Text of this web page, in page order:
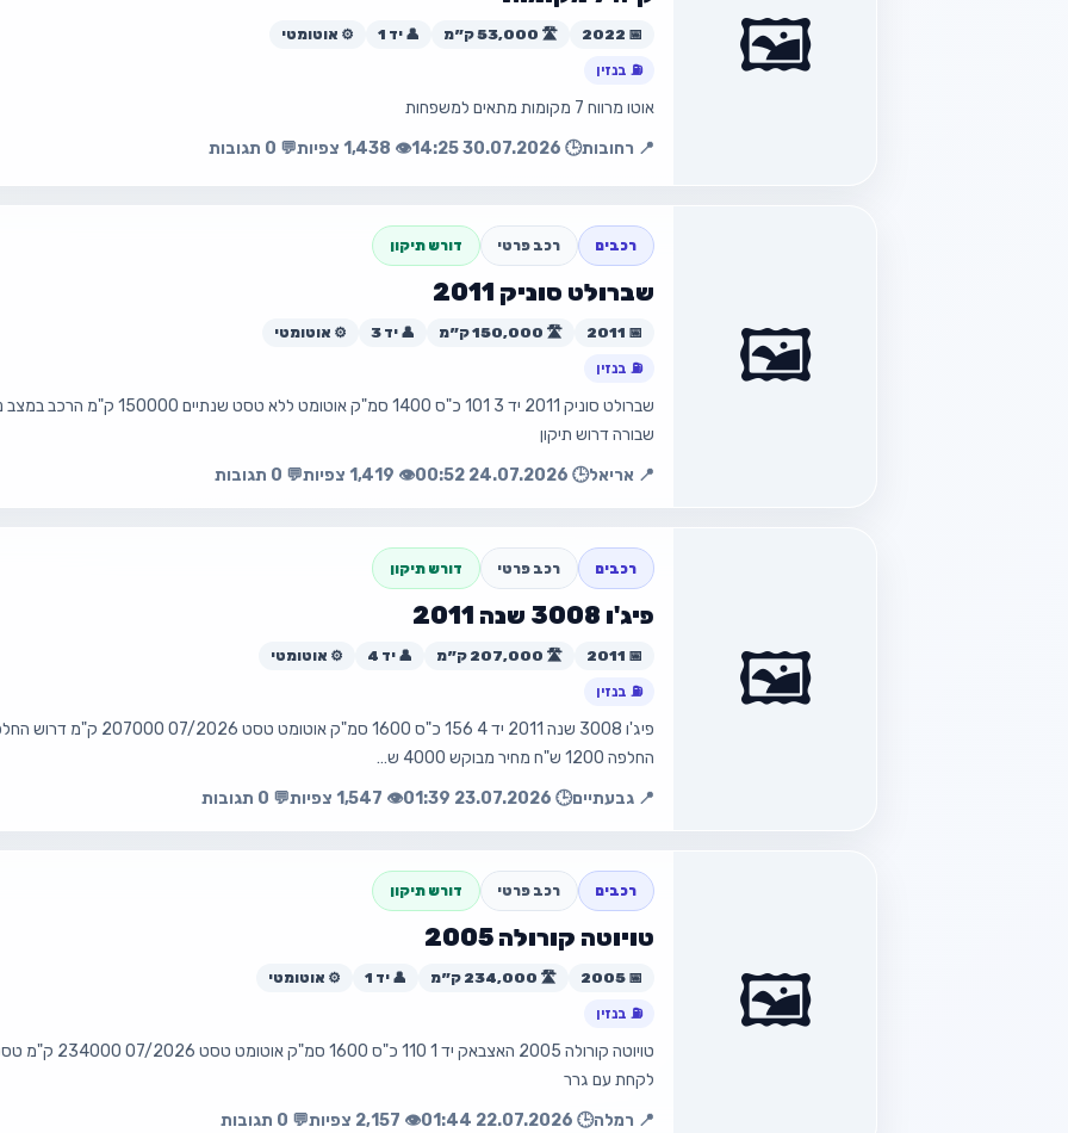
🖼️
📅 2022 🛣️ 53,000 ק״מ 👤 יד 1 ⚙️ אוטומטי
⛽ בנזין
אוטו מרווח 7 מקומות מתאים למשפחות
📍 רחובות🕒 30.07.2026 14:25 👁️ 1,438 צפיות 💬 0 תגובות
חזור למודעה
🖼️
רכבים רכב פרטי דורש תיקון
שברולט סוניק 2011
📅 2011 🛣️ 150,000 ק״מ 👤 יד 3 ⚙️ אוטומטי
⛽ בנזין
שבורה דרוש תיקון
📍 אריאל🕒 24.07.2026 00:52 👁️ 1,419 צפיות 💬 0 תגובות
📧 trafikvladalgar@gmail.com
חזור למודעה
🖼️
רכבים רכב פרטי דורש תיקון
פיג'ו 3008 שנה 2011
📅 2011 🛣️ 207,000 ק״מ 👤 יד 4 ⚙️ אוטומטי
⛽ בנזין
פיג'ו 3008 שנה 2011 יד 4 156 כ"ס
החלפה 1200 ש"ח מחיר מבוקש 4000 ש…
📍 גבעתיים🕒 23.07.2026 01:39 👁️ 1,547 צפיות 💬 0 תגובות
📧 trafikvladalgar@gmail.com
חזור למודעה
🖼️
רכבים רכב פרטי דורש תיקון
טויוטה קורולה 2005
📅 2005 🛣️ 234,000 ק״מ 👤 יד 1 ⚙️ אוטומטי
⛽ בנזין
לקחת עם גרר
📍 רמלה🕒 22.07.2026 01:44 👁️ 2,157 צפיות 💬 0 תגובות